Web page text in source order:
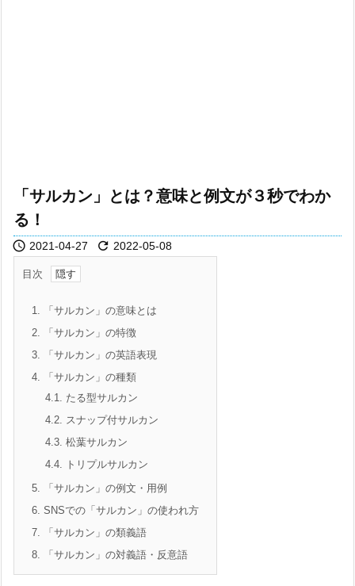
「サルカン」とは？意味と例文が３秒でわか
る！
 2021-04-27  2022-05-08
目次
1. 「サルカン」の意味とは
2. 「サルカン」の特徴
3. 「サルカン」の英語表現
4. 「サルカン」の種類
4.1. たる型サルカン
4.2. スナップ付サルカン
4.3. 松葉サルカン
4.4. トリプルサルカン
5. 「サルカン」の例文・用例
6. SNSでの「サルカン」の使われ方
7. 「サルカン」の類義語
8. 「サルカン」の対義語・反意語